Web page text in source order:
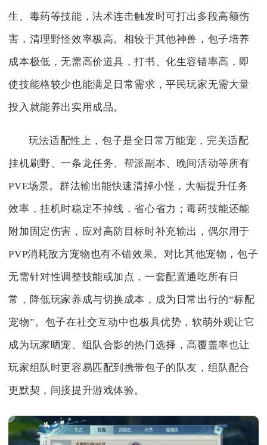
生、毒药等技能，法术连击触发时可打出多段高额伤
害，清理野怪效率极高。相较于其他神兽，包子培养
成本极低，无需高价道具，打书、化生容错率高，即
使技能格较少也能满足日常需求，平民玩家无需大量
投入就能养出实用成品。
玩法适配性上，包子是全日常万能宠，完美适配
挂机刷野、一条龙任务、帮派副本、晚间活动等所有
PVE场景。群法输出能快速清掉小怪，大幅提升任务
效率，挂机时稳定不掉线，省心省力；毒药技能还能
附加固定伤害，应对高防目标时补充输出，偶尔用于
PVP消耗敌方宠物也有不错效果。对比其他宠物，包子
无需针对性调整技能或加点，一套配置通吃所有日
常，降低玩家养成与切换成本，成为日常出行的“标配
宠物”。包子在社交互动中也极具优势，软萌外观让它
成为玩家晒宠、组队合影的热门选择，高覆盖率也让
玩家组队时更容易匹配到携带包子的队友，组队配合
更默契，间接提升游戏体验。